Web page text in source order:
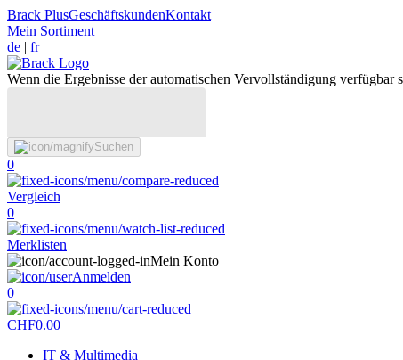
Brack PlusGeschäftskundenKontakt
Mein Sortiment
de | fr
Wenn die Ergebnisse der automatischen Vervollständigung
Suchen
0
Vergleich
0
Merklisten
Mein Konto
Anmelden
0
CHF0.00
IT & Multimedia